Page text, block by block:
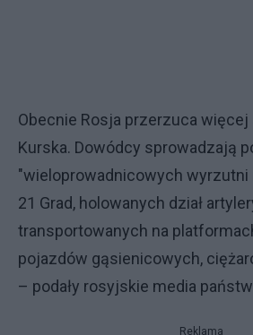
Obecnie Rosja przerzuca więcej
Kurska. Dowódcy sprowadzają
"wieloprowadnicowych wyrzutni
21 Grad, holowanych dział
transportowanych na
pojazdów gąsienicowych,
– podały rosyjskie media
Reklama